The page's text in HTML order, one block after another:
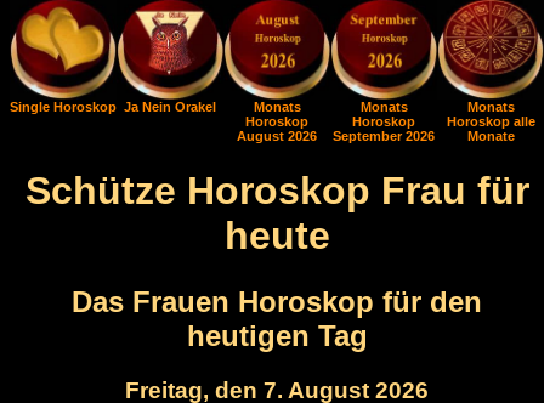
Single Horoskop Ja Nein Orakel
Monats
Horoskop
August 2026
Monats
Horoskop
September 2026
Monats
Horoskop alle
Monate
Schütze Horoskop Frau für
heute
Das Frauen Horoskop für den
heutigen Tag
Freitag, den 7. August 2026